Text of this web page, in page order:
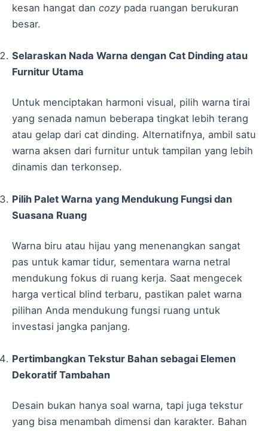
kesan hangat dan cozy pada ruangan berukuran
besar.
Selaraskan Nada Warna dengan Cat Dinding atau
Furnitur Utama
Untuk menciptakan harmoni visual, pilih warna tirai
yang senada namun beberapa tingkat lebih terang
atau gelap dari cat dinding. Alternatifnya, ambil satu
warna aksen dari furnitur untuk tampilan yang lebih
dinamis dan terkonsep.
Pilih Palet Warna yang Mendukung Fungsi dan
Suasana Ruang
Warna biru atau hijau yang menenangkan sangat
pas untuk kamar tidur, sementara warna netral
mendukung fokus di ruang kerja. Saat mengecek
harga vertical blind terbaru, pastikan palet warna
pilihan Anda mendukung fungsi ruang untuk
investasi jangka panjang.
Pertimbangkan Tekstur Bahan sebagai Elemen
Dekoratif Tambahan
Desain bukan hanya soal warna, tapi juga tekstur
yang bisa menambah dimensi dan karakter. Bahan